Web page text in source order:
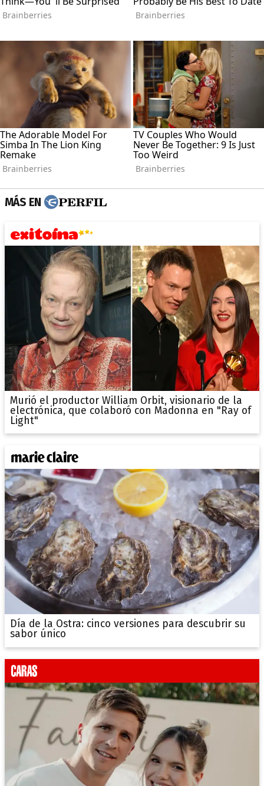
MÁS EN
Murió el productor William Orbit, visionario de la
electrónica, que colaboró con Madonna en "Ray of
Light"
Día de la Ostra: cinco versiones para descubrir su
sabor único